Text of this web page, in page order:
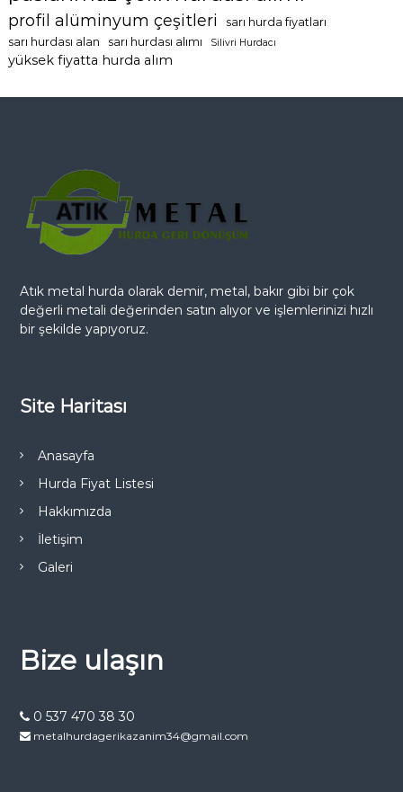
profil alüminyum çeşitleri
sarı hurda fiyatları
sarı hurdası alan
sarı hurdası alımı Silivri Hurdacı
yüksek fiyatta hurda alım
Atık metal hurda olarak demir, metal, bakır gibi bir çok
değerli metali değerinden satın alıyor ve işlemlerinizi hızlı
bir şekilde yapıyoruz.
Site Haritası
Anasayfa
Hurda Fiyat Listesi
Hakkımızda
İletişim
Galeri
Bize ulaşın
0 537 470 38 30
metalhurdagerikazanim34@gmail.com